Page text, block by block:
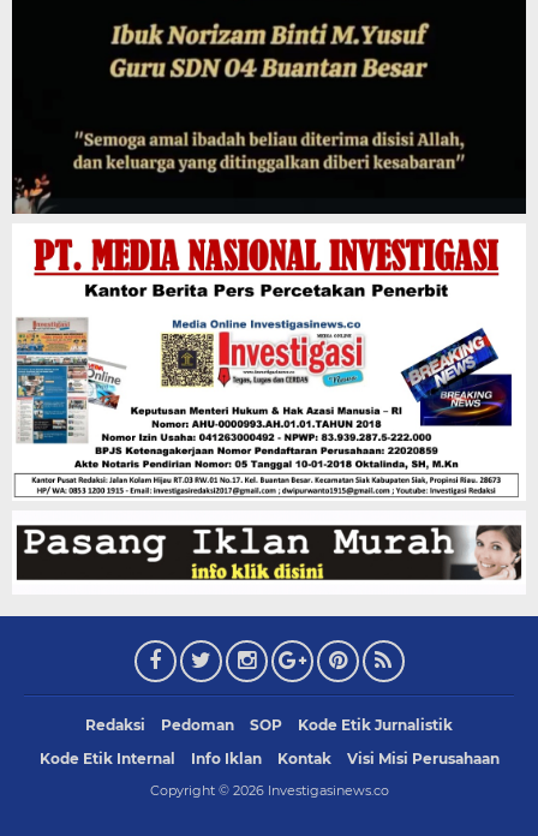
Redaksi Pedoman SOP
Kode Etik Jurnalistik
Kode Etik Internal
Info Iklan Kontak Visi Misi Perusahaan
Copyright © 2026 Investigasinews.co